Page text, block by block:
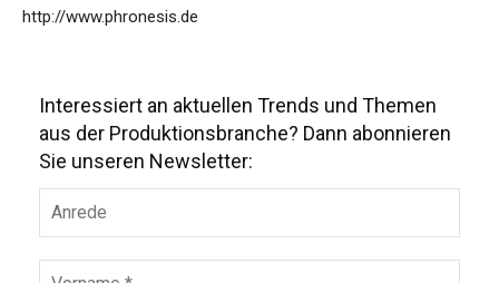
http://www.phronesis.de
Interessiert an aktuellen Trends und Themen
aus der Produktionsbranche? Dann abonnieren
Sie unseren Newsletter: